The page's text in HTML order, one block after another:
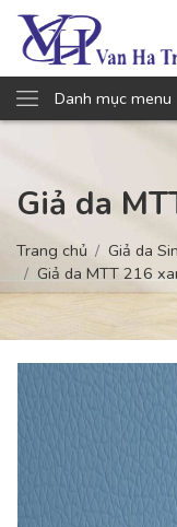
Danh mục menu
Giả da
Trang chủ
Giả da
Giả da MTT 216